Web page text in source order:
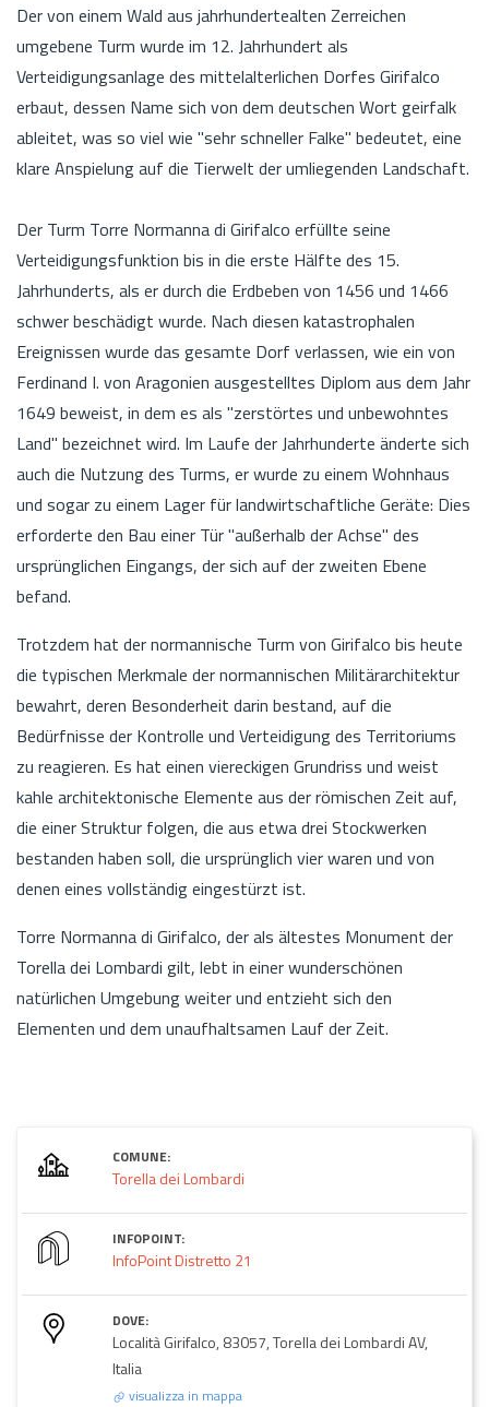
Der von einem Wald aus jahrhundertealten Zerreichen
umgebene Turm wurde im 12. Jahrhundert als
Verteidigungsanlage des mittelalterlichen Dorfes Girifalco
erbaut, dessen Name sich von dem deutschen Wort geirfalk
ableitet, was so viel wie "sehr schneller Falke" bedeutet, eine
klare Anspielung auf die Tierwelt der umliegenden Landschaft.
Der Turm Torre Normanna di Girifalco erfüllte seine
Verteidigungsfunktion bis in die erste Hälfte des 15.
Jahrhunderts, als er durch die Erdbeben von 1456 und 1466
schwer beschädigt wurde. Nach diesen katastrophalen
Ereignissen wurde das gesamte Dorf verlassen, wie ein von
Ferdinand I. von Aragonien ausgestelltes Diplom aus dem Jahr
1649 beweist, in dem es als "zerstörtes und unbewohntes
Land" bezeichnet wird. Im Laufe der Jahrhunderte änderte sich
auch die Nutzung des Turms, er wurde zu einem Wohnhaus
und sogar zu einem Lager für landwirtschaftliche Geräte: Dies
erforderte den Bau einer Tür "außerhalb der Achse" des
ursprünglichen Eingangs, der sich auf der zweiten Ebene
befand.
Trotzdem hat der normannische Turm von Girifalco bis heute
die typischen Merkmale der normannischen Militärarchitektur
bewahrt, deren Besonderheit darin bestand, auf die
Bedürfnisse der Kontrolle und Verteidigung des Territoriums
zu reagieren. Es hat einen viereckigen Grundriss und weist
kahle architektonische Elemente aus der römischen Zeit auf,
die einer Struktur folgen, die aus etwa drei Stockwerken
bestanden haben soll, die ursprünglich vier waren und von
denen eines vollständig eingestürzt ist.
Torre Normanna di Girifalco, der als ältestes Monument der
Torella dei Lombardi gilt, lebt in einer wunderschönen
natürlichen Umgebung weiter und entzieht sich den
Elementen und dem unaufhaltsamen Lauf der Zeit.
COMUNE:
Torella dei Lombardi
INFOPOINT:
InfoPoint Distretto 21
DOVE:
Località Girifalco, 83057, Torella dei Lombardi AV,
Italia
visualizza in mappa